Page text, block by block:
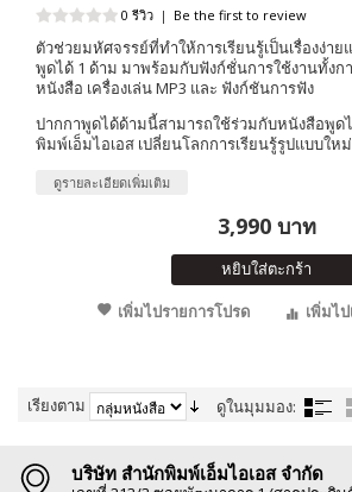
0 รีวิว | Be the first to review
ตัวช่วยมหัศจรรย์ที่ทำให้การเรียนรู้เป็นเรื่องง่า
พูดได้ 1 ด้าม มาพร้อมกับฟังก์ชั่นการใช้งานทั้งก
หนังสือ เครื่องเล่น MP3 และ ฟังก์ชันการฟัง
ปากกาพูดได้ด้ามนี้สามารถใช้ร่วมกับหนังสือพูด
พิมพ์เอ็มไอเอส เปลี่ยนโลกการเรียนรู้รูปแบบใ
ดูรายละเอียดเพิ่มเติม
3,990 บาท
หยิบใส่ตะกร้า
เพิ่มไปรายการโปรด
เพิ่มไ
เรียงตาม ดูในมุมมอง:
บริษัท สำนักพิมพ์เอ็มไอเอส จำกัด